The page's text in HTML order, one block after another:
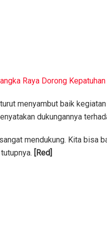
Raya Dorong
menyambut baik
dukungannya
mendukung. Kita bisa
[Red]